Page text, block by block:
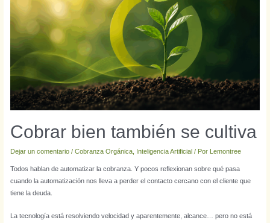
Cobrar bien también se cultiva
Dejar un comentario / Cobranza Orgánica, Inteligencia Artificial / Por Lemontree
Todos hablan de automatizar la cobranza. Y pocos reflexionan sobre qué pasa
cuando la automatización nos lleva a perder el contacto cercano con el cliente que
tiene la deuda.
La tecnología está resolviendo velocidad y aparentemente, alcance… pero no está